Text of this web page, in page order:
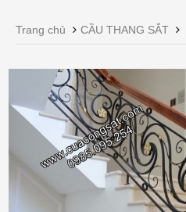
Trang chủ CẦU THANG SẮT